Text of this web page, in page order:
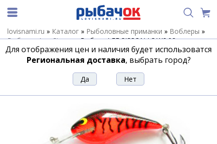
lovisnami.ru » Каталог » Рыболовные приманки » Воблеры »
Воблеры Lee Sisson»Воблер LEE SISSON LS.W2.92
Воблер LEE SISSON LS.W2.92
Для отображения цен и наличия будет использоватся
Региональная доставка, выбрать город?